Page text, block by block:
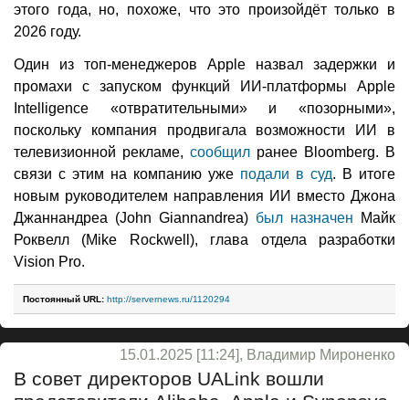
этого года, но, похоже, что это произойдёт только в
2026 году.
Один из топ-менеджеров Apple назвал задержки и
промахи с запуском функций ИИ-платформы Apple
Intelligence «отвратительными» и «позорными»,
поскольку компания продвигала возможности ИИ в
телевизионной рекламе, сообщил ранее Bloomberg. В
связи с этим на компанию уже подали в суд. В итоге
новым руководителем направления ИИ вместо Джона
Джаннандреа (John Giannandrea) был назначен Майк
Роквелл (Mike Rockwell), глава отдела разработки
Vision Pro.
Постоянный URL: http://servernews.ru/1120294
15.01.2025 [11:24], Владимир Мироненко
В совет директоров UALink вошли